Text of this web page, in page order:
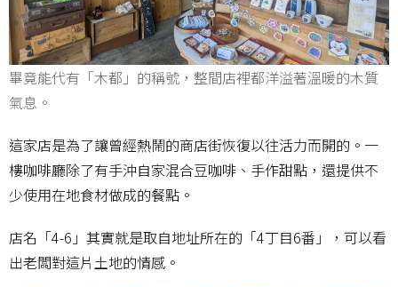
畢竟能代有「木都」的稱號，整間店裡都洋溢著溫暖的木質
氣息。
這家店是為了讓曾經熱鬧的商店街恢復以往活力而開的。一
樓咖啡廳除了有手沖自家混合豆咖啡、手作甜點，還提供不
少使用在地食材做成的餐點。
店名「4-6」其實就是取自地址所在的「4丁目6番」，可以看
出老闆對這片土地的情感。